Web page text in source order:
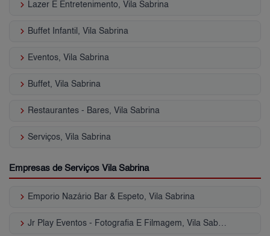
keyboard_arrow_right Lazer E Entretenimento, Vila Sabrina
keyboard_arrow_right Buffet Infantil, Vila Sabrina
keyboard_arrow_right Eventos, Vila Sabrina
keyboard_arrow_right Buffet, Vila Sabrina
keyboard_arrow_right Restaurantes - Bares, Vila Sabrina
keyboard_arrow_right Serviços, Vila Sabrina
Empresas de Serviços Vila Sabrina
keyboard_arrow_right Emporio Nazário Bar & Espeto, Vila Sabrina
keyboard_arrow_right